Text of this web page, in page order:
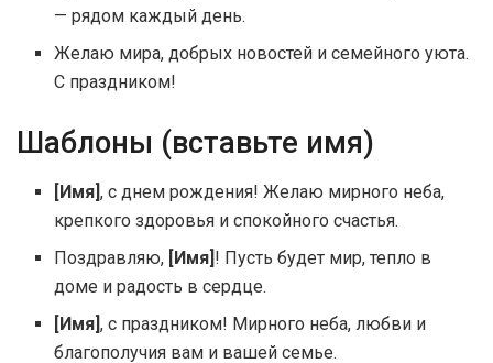
— рядом каждый день.
Желаю мира, добрых новостей и семейного уюта.
С праздником!
Шаблоны (вставьте имя)
[Имя], с днем рождения! Желаю мирного неба,
крепкого здоровья и спокойного счастья.
Поздравляю, [Имя] ! Пусть будет мир, тепло в
доме и радость в сердце.
[Имя], с праздником! Мирного неба, любви и
благополучия вам и вашей семье.